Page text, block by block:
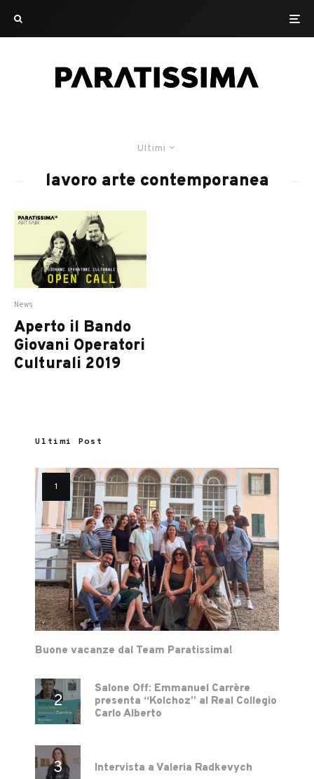
Ultimi
lavoro arte contemporanea
News
Aperto il Bando
Giovani Operatori
Culturali 2019
Ultimi Post
Buone vacanze dal Team Paratissima!
Salone Off: Emmanuel Carrère
presenta “Kolchoz” al Real Collegio
Carlo Alberto
Intervista a Valeria Radkevych